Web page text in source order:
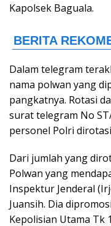
Kapolsek Baguala.
Dalam telegram
nama polwan yang
pangkatnya. Rotasi
surat telegram No
personel Polri
Dari jumlah yang
Polwan yang
Inspektur Jenderal
Juansih. Dia
Kepolisian Utama Tk